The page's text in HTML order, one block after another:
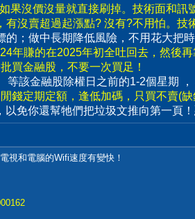
果沒價沒量就直接刷掉。技術面和訊
沒賣超過起漲點? 沒有?不用怕。技
；做中長期降低風險，不用花大把時
年賺的在2025年初全吐回去，然後再
買金融股，不要一次買足！
該金融股除權日之前的1-2個星期 ，
錢定期定額，逢低加碼，只買不賣(
免你還幫牠們把垃圾文推向第一頁
視和電腦的Wifi速度有變快！